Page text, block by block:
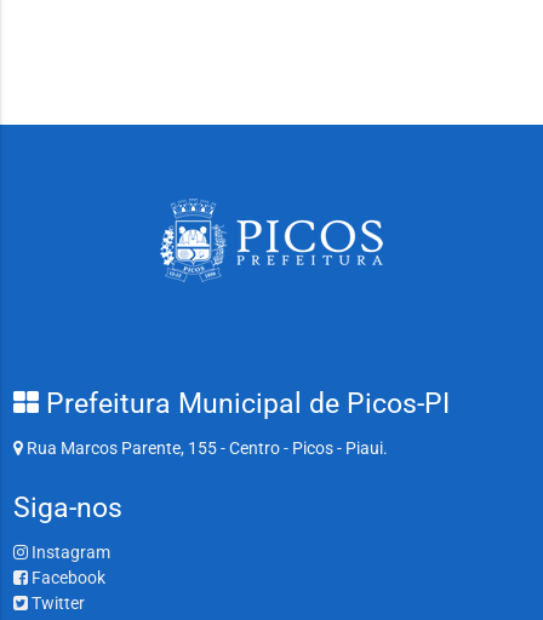
Prefeitura Municipal de Picos-PI
Rua Marcos Parente, 155 - Centro - Picos - Piaui.
Siga-nos
Instagram
Facebook
Twitter